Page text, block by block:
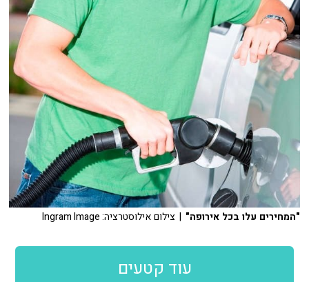
"המחירים עלו בכל אירופה" | צילום אילוסטרציה: Ingram Image
עוד קטעים